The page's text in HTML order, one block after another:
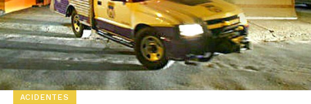
ACIDENTES